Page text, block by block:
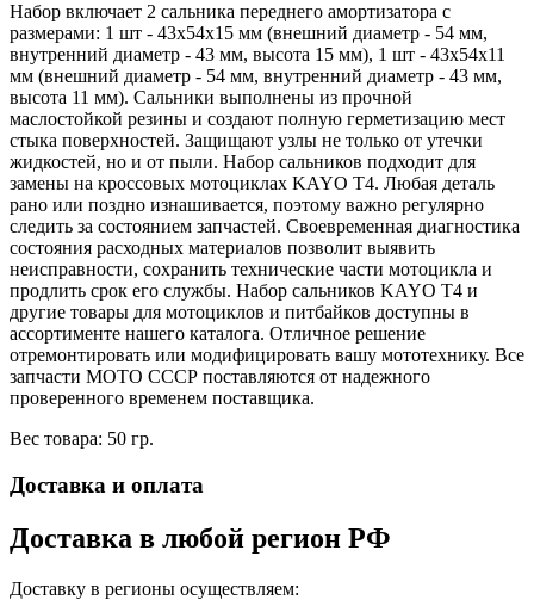
Набор включает 2 сальника переднего амортизатора с
размерами: 1 шт - 43х54х15 мм (внешний диаметр - 54 мм,
внутренний диаметр - 43 мм, высота 15 мм), 1 шт - 43х54х11
мм (внешний диаметр - 54 мм, внутренний диаметр - 43 мм,
высота 11 мм). Сальники выполнены из прочной
маслостойкой резины и создают полную герметизацию мест
стыка поверхностей. Защищают узлы не только от утечки
жидкостей, но и от пыли. Набор сальников подходит для
замены на кроссовых мотоциклах KAYO T4. Любая деталь
рано или поздно изнашивается, поэтому важно регулярно
следить за состоянием запчастей. Своевременная диагностика
состояния расходных материалов позволит выявить
неисправности, сохранить технические части мотоцикла и
продлить срок его службы. Набор сальников KAYO T4 и
другие товары для мотоциклов и питбайков доступны в
ассортименте нашего каталога. Отличное решение
отремонтировать или модифицировать вашу мототехнику. Все
запчасти МОТО СССР поставляются от надежного
проверенного временем поставщика.
Вес товара: 50 гр.
Доставка и оплата
Доставка в любой регион РФ
Доставку в регионы осуществляем: